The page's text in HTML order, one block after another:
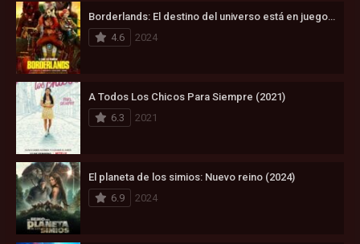
4.6
2024
A Todos Los Chicos Para Siempre (2021)
6.3
2021
El planeta de los simios: Nuevo reino (2024)
6.9
2024